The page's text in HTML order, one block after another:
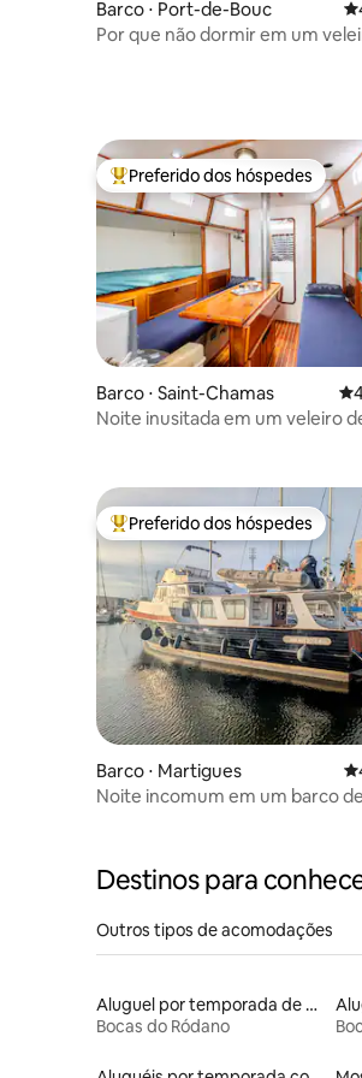
Barco ⋅ Port-de-Bouc
Por que não dormir em um
Entre os melhores preferidos
Preferido dos hóspedes
Barco ⋅ Saint-Chamas
Noite inusitada em um veleiro
Entre os melhores preferidos
Preferido dos hóspedes
Barco ⋅ Martigues
Noite incomum em um barco
Destinos para
Outros tipos de acomodações
Aluguel por temporada de casas de hóspedes
Bocas do Ródano